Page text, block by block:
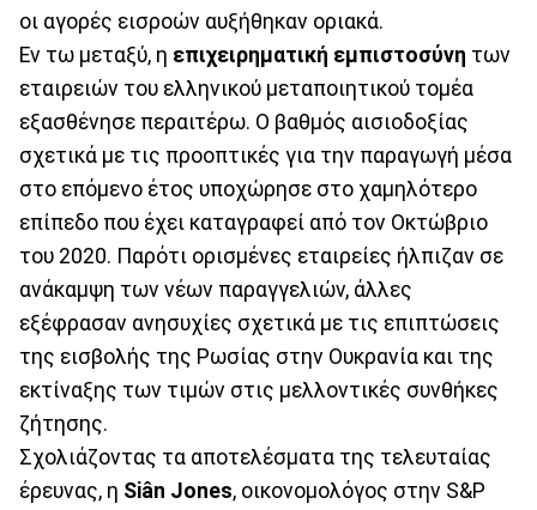
οι αγορές εισροών αυξήθηκαν οριακά.
Εν τω μεταξύ, η επιχειρηματική εμπιστοσύνη των
εταιρειών του ελληνικού μεταποιητικού τομέα
εξασθένησε περαιτέρω. Ο βαθμός αισιοδοξίας
σχετικά με τις προοπτικές για την παραγωγή μέσα
στο επόμενο έτος υποχώρησε στο χαμηλότερο
επίπεδο που έχει καταγραφεί από τον Οκτώβριο
του 2020. Παρότι ορισμένες εταιρείες ήλπιζαν σε
ανάκαμψη των νέων παραγγελιών, άλλες
εξέφρασαν ανησυχίες σχετικά με τις επιπτώσεις
της εισβολής της Ρωσίας στην Ουκρανία και της
εκτίναξης των τιμών στις μελλοντικές συνθήκες
ζήτησης.
Σχολιάζοντας τα αποτελέσματα της τελευταίας
έρευνας, η Siân Jones, οικονομολόγος στην S&P